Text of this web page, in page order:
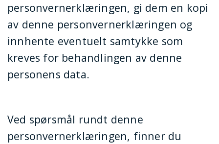
personvernerklæringen, gi dem en kopi
av denne personvernerklæringen og
innhente eventuelt samtykke som
kreves for behandlingen av denne
personens data.
Ved spørsmål rundt denne
personvernerklæringen, finner du